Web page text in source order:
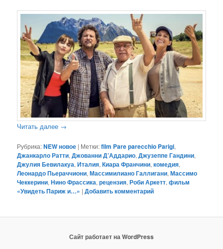
Читать далее →
Рубрика:NEW новое | Метки:film Pare parecchio Parigi,
Джанкарло Ратти,Джованни Д’Аддарио,Джузеппе Гандини,
Джулия Бевилакуа,Италия,Киара Франчини,комедия,
Леонардо Пьераччиони,Массимилиано Галлигани,Массимо
Чеккерини,Нино Фрассика,рецензия,Роби Аркетт,фильм
«Увидеть Париж и…» |Добавить комментарий
Сайт работает на WordPress